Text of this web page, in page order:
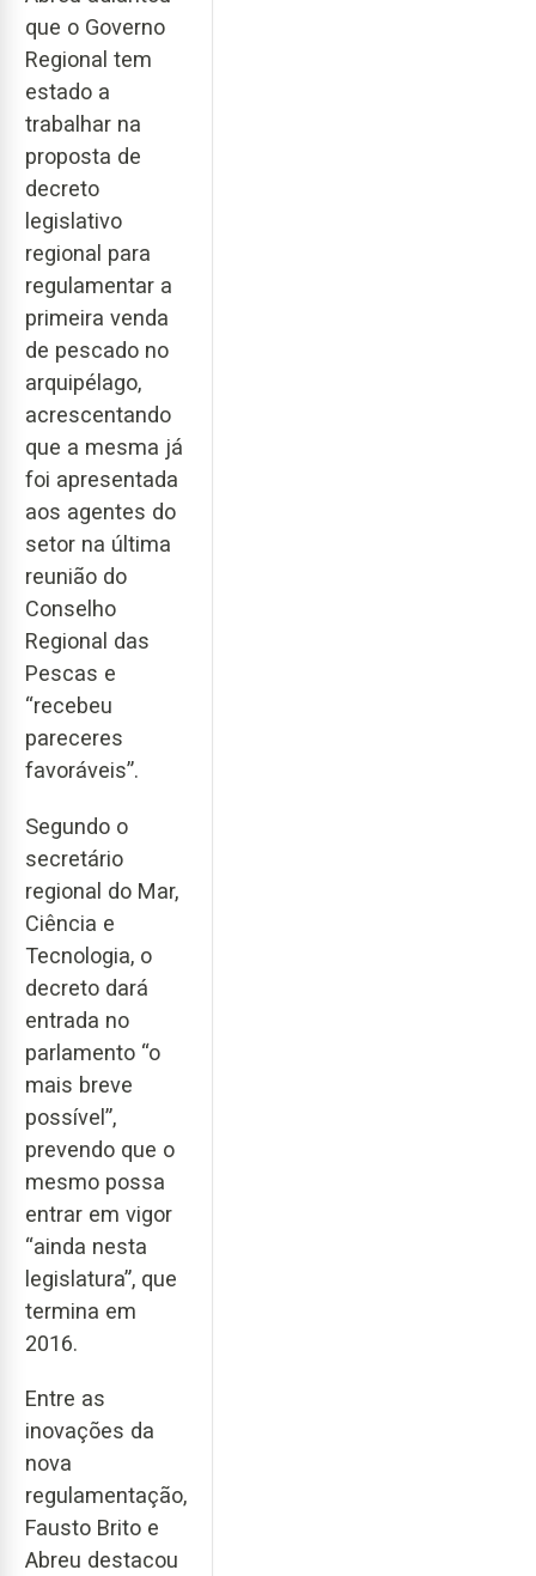
que o Governo
Regional tem
estado a
trabalhar na
proposta de
decreto
legislativo
regional para
regulamentar a
primeira venda
de pescado no
arquipélago,
acrescentando
que a mesma já
foi apresentada
aos agentes do
setor na última
reunião do
Conselho
Regional das
Pescas e
“recebeu
pareceres
favoráveis”.
Segundo o
secretário
regional do Mar,
Ciência e
Tecnologia, o
decreto dará
entrada no
parlamento “o
mais breve
possível”,
prevendo que o
mesmo possa
entrar em vigor
“ainda nesta
legislatura”, que
termina em
2016.
Entre as
inovações da
nova
regulamentação,
Fausto Brito e
Abreu destacou